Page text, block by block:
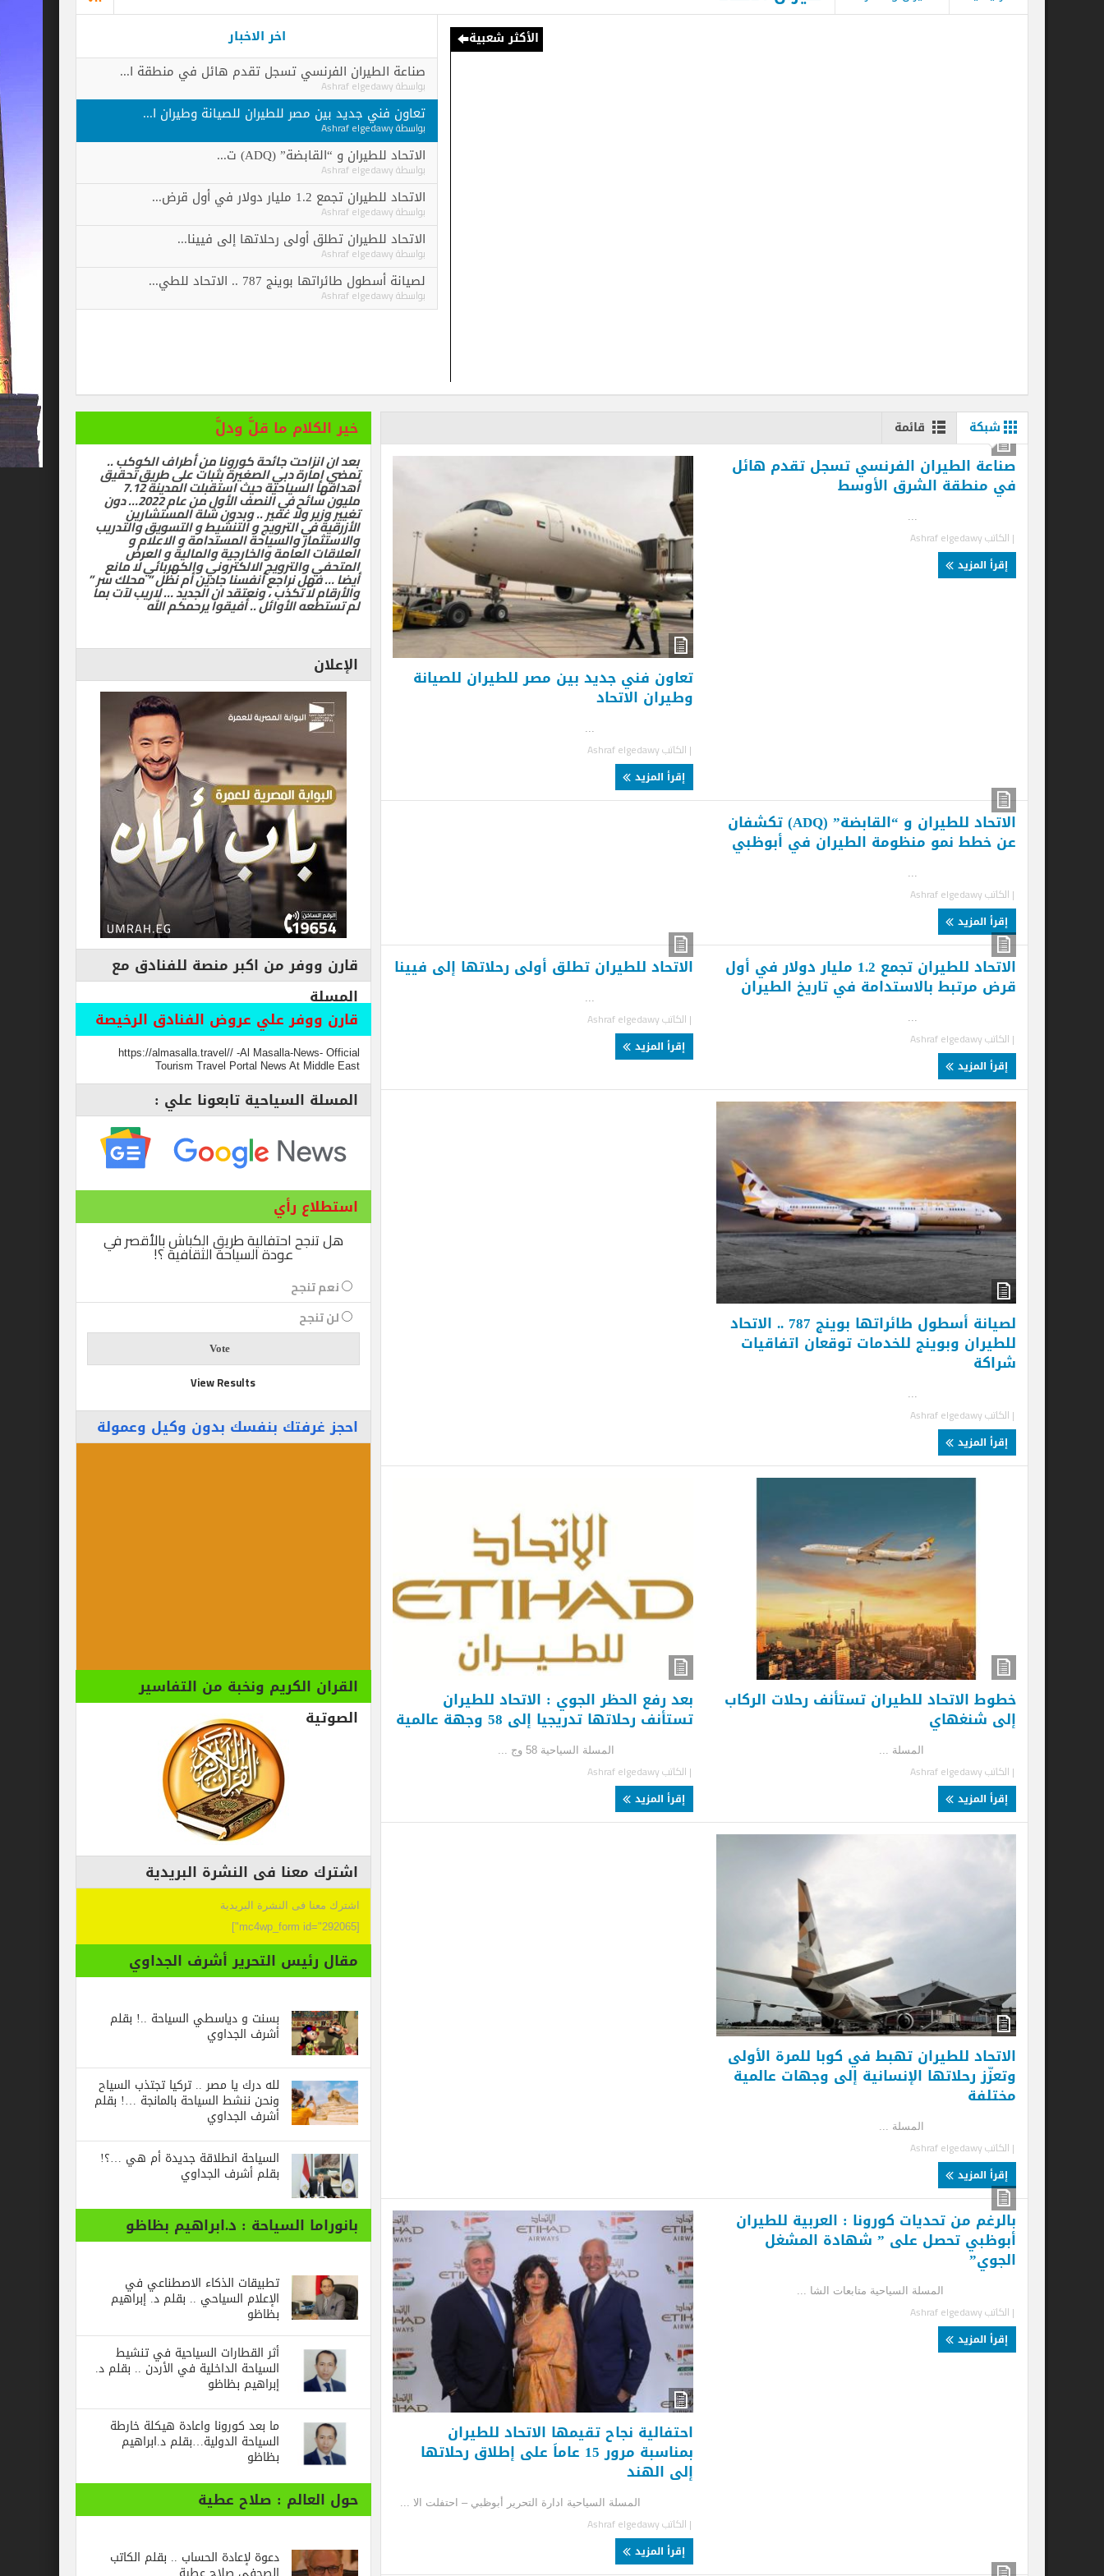
الأكثر شعبية
اخر الاخبار
صناعة الطيران الفرنسي تسجل تقدم هائل في منطقة ا...
Ashraf elgedawy
تعاون فني جديد بين مصر للطيران للصيانة وطيران ا...
Ashraf elgedawy
الاتحاد للطيران و “القابضة” (ADQ) ت...
Ashraf elgedawy
الاتحاد للطيران تجمع 1.2 مليار دولار في أول قرض...
Ashraf elgedawy
Ashraf elgedawy
لصيانة أسطول طائراتها بوينج 787 .. الاتحاد للطي...
Ashraf elgedawy
قائمة
صناعة الطيران الفرنسي تسجل تقدم هائل
في منطقة الشرق الأوسط
Ashraf elgedawy
تعاون فني جديد بين مصر للطيران للصيانة
وطيران الاتحاد
Ashraf elgedawy
الاتحاد للطيران و “القابضة” (ADQ) تكشفان
عن خطط نمو منظومة الطيران في أبوظبي
Ashraf elgedawy
الاتحاد للطيران تجمع 1.2 مليار دولار في أول
قرض مرتبط بالاستدامة في تاريخ الطيران
Ashraf elgedawy
‎الاتحاد للطيران تطلق أولى رحلاتها إلى فيينا
...
Ashraf elgedawy
لصيانة أسطول طائراتها بوينج 787 .. الاتحاد
للطيران وبوينج للخدمات توقعان اتفاقيات
Ashraf elgedawy
خطوط الاتحاد للطيران تستأنف رحلات الركاب
إلى شنغهاي
Ashraf elgedawy
بعد رفع الحظر الجوي : الاتحاد للطيران
تستأنف رحلاتها تدريجيا إلى 58 وجهة عالمية
المسلة السياحية 58 وج ...
Ashraf elgedawy
الاتحاد للطيران تهبط في كوبا للمرة الأولى
وتعزّز رحلاتها الإنسانية إلى وجهات عالمية
Ashraf elgedawy
بالرغم من تحديات كورونا : العربية للطيران
أبوظبي تحصل على ” شهادة المشغل
المسلة السياحية متابعات الشا ...
Ashraf elgedawy
احتفالية نجاح تقيمها الاتحاد للطيران
بمناسبة مرور 15 عاماَ على إطلاق رحلاتها
إلى الهند
المسلة السياحية ادارة التحرير أبوظبي – احتفلت الا ...
Ashraf elgedawy
خير الكلام ما قلَّ ودلَّ
بعد ان انزاحت جائحة كورونا من أطراف الكوكب ..
تمضي إمارة دبي الصغيرة بثبات على طريق تحقيق
أهدافها السياحية حيث استقبلت المدينة 7.12
مليون سائح في النصف الأول من عام 2022… دون
تغيير وزير ولا غفير .. وبدون شلة المستشارين
الأزرقية في الترويج و التنشيط و التسويق والتدريب
والاستثمار والسياحة المستدامة و الاعلام و
العلاقات العامة والخارجية والمالية و العرض
المتحفي والترويج الالكتروني والكهربائي لا مانع
أيضا … فهل نراجع أنفسنا جادين أم نظل ” محلك سر ”
والأرقام لا تكذب ، ونعتقد ان الجديد … لاريب لآت بما
لم تستطعه الأوائل .. أفيقوا يرحمكم الله
الإعلان
قارن ووفر من اكبر منصة للفنادق مع
المسلة
قارن ووفر علي عروض الفنادق الرخيصة
https://almasalla.travel// -Al Masalla-News- Official
Tourism Travel Portal News At Middle East
المسلة السياحية تابعونا علي :
استطلاع رأي
هل تنجح احتفالية طريق الكباش بالأقصر في
عودة السياحة الثقافية ؟!
نعم تنجح
View Results
احجز غرفتك بنفسك بدون وكيل وعمولة
القران الكريم ونخبة من التفاسير
الصوتية
اشترك معنا فى النشرة البريدية
اشترك معنا فى النشرة البريدية
مقال رئيس التحرير أشرف الجداوي
بسنت و دياسطي السياحة ..! بقلم
أشرف الجداوي
لله درك يا مصر .. تركيا تجتذب السياح
ونحن ننشط السياحة بالمانجة …! بقلم
أشرف الجداوي
السياحة انطلاقة جديدة أم هي …؟!
بقلم أشرف الجداوي
بانوراما السياحة : د.ابراهيم بظاظو
تطبيقات الذكاء الاصطناعي في
الإعلام السياحي .. بقلم د. إبراهيم
بظاظو
أثر القطارات السياحية في تنشيط
السياحة الداخلية في الأردن .. بقلم د.
إبراهيم بظاظو
ما بعد كورونا واعادة هيكلة خارطة
السياحة الدولية…بقلم د.ابراهيم
بظاظو
حول العالم : صلاح عطية
دعوة لإعادة الحساب .. بقلم الكاتب